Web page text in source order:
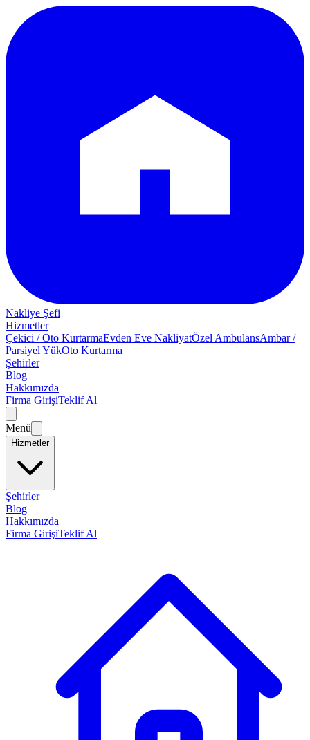
Nakliye Şefi
Hizmetler
Çekici / Oto KurtarmaEvden Eve NakliyatÖzel AmbulansAmbar /
Parsiyel YükOto Kurtarma
Şehirler
Blog
Hakkımızda
Firma GirişiTeklif Al
Menü
Hizmetler
Şehirler
Blog
Hakkımızda
Firma GirişiTeklif Al